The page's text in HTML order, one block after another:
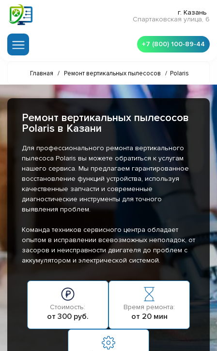
г. Казань
Спартаковская улица, 6
+7 (800) 100-89-44
Главная / Ремонт вертикальных пылесосов / Polaris
Ремонт вертикальных пылесосов
Polaris в Казани
Для профессионального ремонта вертикального
пылесоса Polaris вы можете обратиться к услугам
нашего сервиса. Мы предлагаем гарантированное
восстановление функций устройства, используя
качественные запчасти и современные
диагностические инструменты для точного
выявления проблем.
Команда техников сервисного центра обладает
опытом в исправлении всевозможных неполадок, от
засоров и неисправности двигателя до проблем с
аккумулятором и электрической системой.
Стоимость:
от 300 руб.
Время ремонта:
от 20 мин